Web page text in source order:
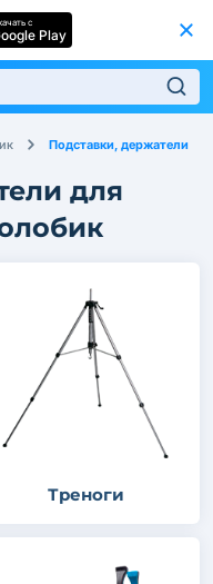
с
Play
Подставки, держатели
для
Треноги